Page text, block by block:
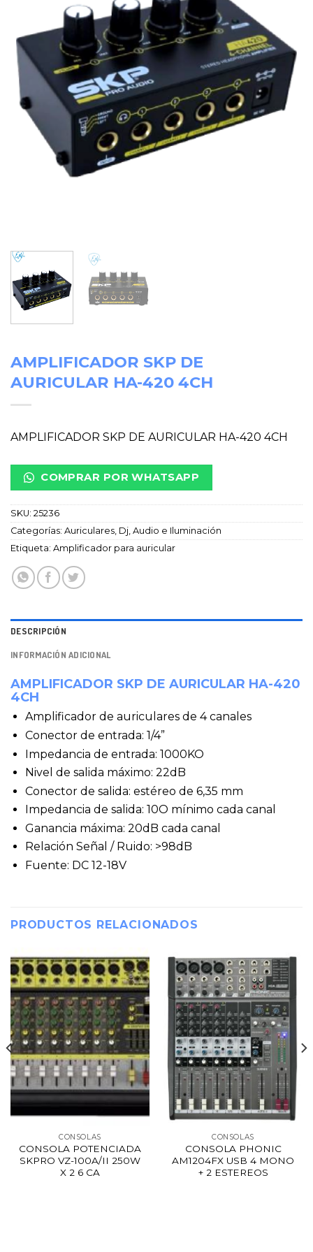
AMPLIFICADOR SKP DE
AURICULAR HA-420 4CH
AMPLIFICADOR SKP DE AURICULAR HA-420 4CH
COMPRAR POR WHATSAPP
SKU: 25236
Categorías: Auriculares, Dj, Audio e Iluminación
Etiqueta: Amplificador para auricular
DESCRIPCIÓN
INFORMACIÓN ADICIONAL
AMPLIFICADOR SKP DE AURICULAR HA-420
4CH
Amplificador de auriculares de 4 canales
Conector de entrada: 1/4”
Impedancia de entrada: 1000KO
Nivel de salida máximo: 22dB
Conector de salida: estéreo de 6,35 mm
Impedancia de salida: 10O mínimo cada canal
Ganancia máxima: 20dB cada canal
Relación Señal / Ruido: >98dB
Fuente: DC 12-18V
PRODUCTOS RELACIONADOS
CONSOLAS
CONSOLA POTENCIADA
SKPRO VZ-100A/II 250W
X 2 6 CA
CONSOLAS
CONSOLA PHONIC
AM1204FX USB 4 MONO
+ 2 ESTEREOS